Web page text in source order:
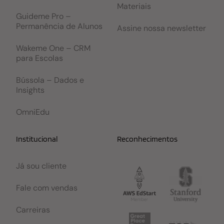
Guideme Pro –
Permanência de Alunos
Wakeme One – CRM
para Escolas
Bússola – Dados e
Insights
OmniEdu
Materiais
Assine nossa newsletter
Institucional
Já sou cliente
Fale com vendas
Carreiras
Reconhecimentos